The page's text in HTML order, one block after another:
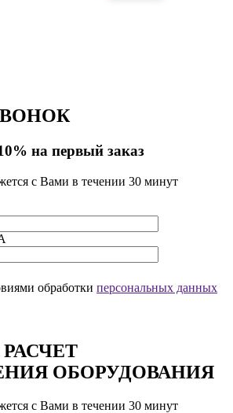
на первый заказ
с Вами в течении 30 минут
обработки персональных данных
ОБОРУДОВАНИЯ
с Вами в течении 30 минут